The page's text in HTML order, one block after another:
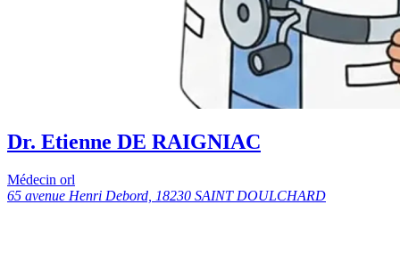
Dr. Etienne DE RAIGNIAC
Médecin orl
65 avenue Henri Debord, 18230 SAINT DOULCHARD